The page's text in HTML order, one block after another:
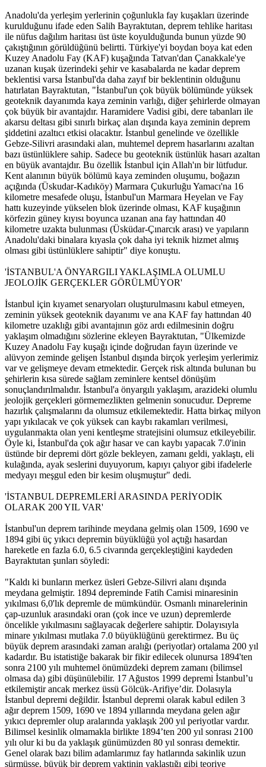
Anadolu'da yerleşim yerlerinin çoğunlukla fay kuşakları üzerinde
kurulduğunu ifade eden Salih Bayraktutan, deprem tehlike haritası
ile nüfus dağılım haritası üst üste koyulduğunda bunun yüzde 90
çakıştığının görüldüğünü belirtti. Türkiye'yi boydan boya kat eden
Kuzey Anadolu Fay (KAF) kuşağında Tatvan'dan Çanakkale'ye
uzanan kuşak üzerindeki şehir ve kasabalarda ne kadar deprem
beklentisi varsa İstanbul'da daha zayıf bir beklentinin olduğunu
hatırlatan Bayraktutan, "İstanbul'un çok büyük bölümünde yüksek
geoteknik dayanımda kaya zeminin varlığı, diğer şehirlerde olmayan
çok büyük bir avantajdır. Haramidere Vadisi gibi, dere tabanları ile
akarsu deltası gibi sınırlı birkaç alan dışında kaya zeminin deprem
şiddetini azaltıcı etkisi olacaktır. İstanbul genelinde ve özellikle
Gebze-Silivri arasındaki alan, muhtemel deprem hasarlarını azaltan
bazı üstünlüklere sahip. Sadece bu geoteknik üstünlük hasarı azaltan
en büyük avantajdır. Bu özellik İstanbul için Allah'ın bir lütfudur.
Kent alanının büyük bölümü kaya zeminden oluşumu, boğazın
açığında (Üskudar-Kadıköy) Marmara Çukurluğu Yamacı'na 16
kilometre mesafede oluşu, İstanbul'un Marmara Heyelan ve Fay
hattı kuzeyinde yükselen blok üzerinde olması, KAF kuşağının
körfezin güney kıyısı boyunca uzanan ana fay hattından 40
kilometre uzakta bulunması (Üsküdar-Çınarcık arası) ve yapıların
Anadolu'daki binalara kıyasla çok daha iyi teknik hizmet almış
olması gibi üstünlüklere sahiptir" diye konuştu.
'İSTANBUL'A ÖNYARGILI YAKLAŞIMLA OLUMLU
JEOLOJİK GERÇEKLER GÖRÜLMÜYOR'
İstanbul için kıyamet senaryoları oluşturulmasını kabul etmeyen,
zeminin yüksek geoteknik dayanımı ve ana KAF fay hattından 40
kilometre uzaklığı gibi avantajının göz ardı edilmesinin doğru
yaklaşım olmadığını sözlerine ekleyen Bayraktutan, "Ülkemizde
Kuzey Anadolu Fay kuşağı içinde doğrudan fayın üzerinde ve
alüvyon zeminde gelişen İstanbul dışında birçok yerleşim yerlerimiz
var ve gelişmeye devam etmektedir. Gerçek risk altında bulunan bu
şehirlerin kısa sürede sağlam zeminlere kentsel dönüşüm
sonuçlandırılmalıdır. İstanbul'a önyargılı yaklaşım, arazideki olumlu
jeolojik gerçekleri görmemezlikten gelmenin sonucudur. Depreme
hazırlık çalışmalarını da olumsuz etkilemektedir. Hatta birkaç milyon
yapı yıkılacak ve çok yüksek can kaybı rakamları verilmesi,
uygulanmakta olan yeni kentleşme stratejisini olumsuz etkileyebilir.
Öyle ki, İstanbul'da çok ağır hasar ve can kaybı yapacak 7.0'inin
üstünde bir depremi dört gözle bekleyen, zamanı geldi, yaklaştı, eli
kulağında, ayak seslerini duyuyorum, kapıyı çalıyor gibi ifadelerle
medyayı meşgul eden bir kesim oluşmuştur" dedi.
'İSTANBUL DEPREMLERİ ARASINDA PERİYODİK
OLARAK 200 YIL VAR'
İstanbul'un deprem tarihinde meydana gelmiş olan 1509, 1690 ve
1894 gibi üç yıkıcı depremin büyüklüğü yol açtığı hasardan
hareketle en fazla 6.0, 6.5 civarında gerçekleştiğini kaydeden
Bayraktutan şunları söyledi:
"Kaldı ki bunların merkez üsleri Gebze-Silivri alanı dışında
meydana gelmiştir. 1894 depreminde Fatih Camisi minaresinin
yıkılması 6,0'lık depremle de mümkündür. Osmanlı minarelerinin
çap-uzunluk arasındaki oran (çok ince ve uzun) depremlerde
öncelikle yıkılmasını sağlayacak değerlere sahiptir. Dolayısıyla
minare yıkılması mutlaka 7.0 büyüklüğünü gerektirmez. Bu üç
büyük deprem arasındaki zaman aralığı (periyotlar) ortalama 200 yıl
kadardır. Bu istatistiğe bakarak bir fikir edilecek olunursa 1894'ten
sonra 2100 yılı muhtemel önümüzdeki deprem zamanı (bilimsel
olmasa da) gibi düşünülebilir. 17 Ağustos 1999 depremi İstanbul’u
etkilemiştir ancak merkez üssü Gölcük-Arifiye’dir. Dolasıyla
İstanbul depremi değildir. İstanbul depremi olarak kabul edilen 3
ağır deprem 1509, 1690 ve 1894 yıllarında meydana gelen ağır
yıkıcı depremler olup aralarında yaklaşık 200 yıl periyotlar vardır.
Bilimsel kesinlik olmamakla birlikte 1894’ten 200 yıl sonrası 2100
yılı olur ki bu da yaklaşık günümüzden 80 yıl sonrası demektir.
Genel olarak bazı bilim adamlarımız fay hatlarında sakinlik uzun
sürmüşse, büyük bir deprem vaktinin yaklaştığı gibi teoriye